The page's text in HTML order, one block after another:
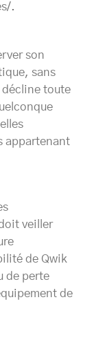
.
son
sans
toute
appartenant
veiller
de Qwik
de perte
de